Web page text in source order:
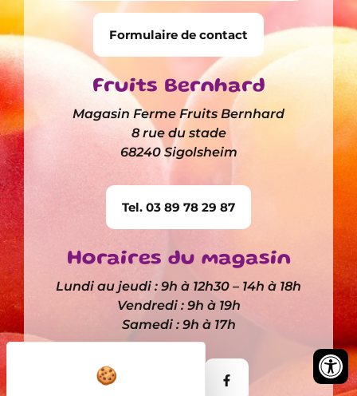
Formulaire de contact
Fruits Bernhard
Magasin Ferme Fruits Bernhard
8 rue du stade
68240 Sigolsheim
Tel. 03 89 78 29 87
Horaires du magasin
Lundi au jeudi : 9h à 12h30 – 14h à 18h
Vendredi : 9h à 19h
Samedi : 9h à 17h